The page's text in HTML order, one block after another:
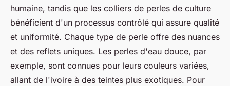
humaine, tandis que les colliers de perles de culture
bénéficient d'un processus contrôlé qui assure qualité
et uniformité. Chaque type de perle offre des nuances
et des reflets uniques. Les perles d'eau douce, par
exemple, sont connues pour leurs couleurs variées,
allant de l'ivoire à des teintes plus exotiques. Pour